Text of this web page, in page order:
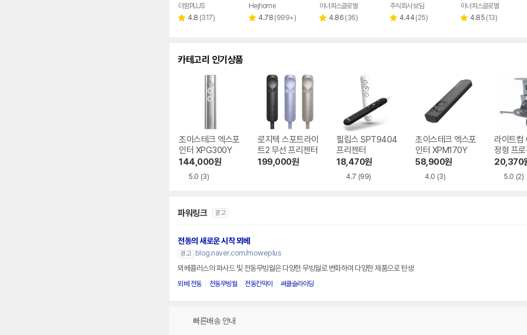
더함PLUS
별 4.8 리
(317)
Hejhome
별 4.78 리
(999+)
이너피스글로벌
별 4.86 리
(36)
주식회사 보담
별 4.44 리
(25)
이너피스글로벌
별 4.85 리
(13)
카테고리 인기상품
초이스테크 엑스포
인터 XPG300Y
144,000원
5.0 (3)
로지텍 스포트라이
트2 무선 프리젠터
199,000원
필립스 SPT9404
프리젠터
18,470원
4.7 (99)
초이스테크 엑스포
인터 XPM170Y
58,900원
4.0 (3)
라이트컴
정형 프
대
20,370
5.0 (2)
파워링크 광고
전동의 새로운 시작 뫼베
광고
blog.naver.com/moweplus
뫼베플러스의 파사드 및 전동무빙월은 다양한 무빙월로 변화하여 다양한 제품으로 탄생
뫼베 전동 전동무빙월 전동칸막이 써클슬라이딩
빠른배송 안내